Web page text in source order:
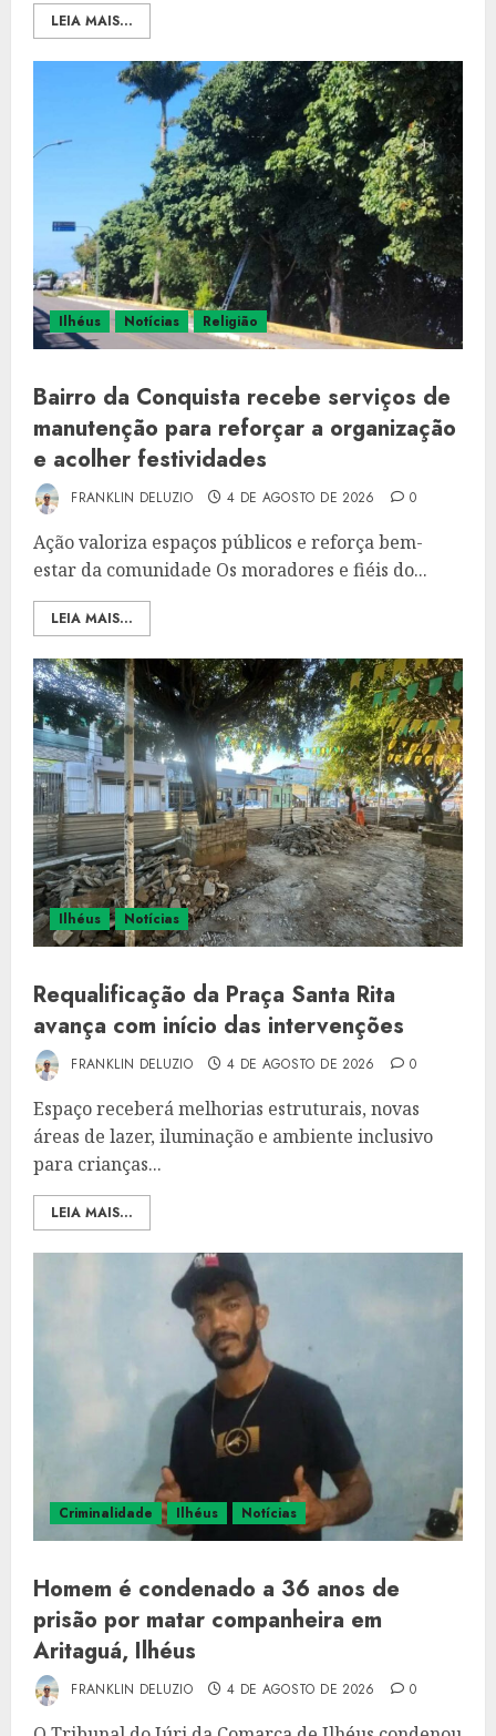
LEIA MAIS...
Ilhéus Notícias Religião
Bairro da Conquista recebe serviços de
manutenção para reforçar a organização
e acolher festividades
FRANKLIN DELUZIO 4 DE AGOSTO DE 2026 0
Ação valoriza espaços públicos e reforça bem-
estar da comunidade Os moradores e fiéis do...
LEIA MAIS...
Ilhéus Notícias
Requalificação da Praça Santa Rita
avança com início das intervenções
FRANKLIN DELUZIO 4 DE AGOSTO DE 2026 0
Espaço receberá melhorias estruturais, novas
áreas de lazer, iluminação e ambiente inclusivo
para crianças...
LEIA MAIS...
Criminalidade Ilhéus Notícias
Homem é condenado a 36 anos de
prisão por matar companheira em
Aritaguá, Ilhéus
FRANKLIN DELUZIO 4 DE AGOSTO DE 2026 0